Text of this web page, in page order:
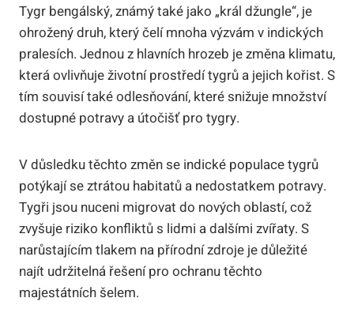
Tygr bengálský, známý také jako „král džungle“, je
ohrožený druh, který čelí mnoha výzvám v indických
pralesích. Jednou z hlavních hrozeb je změna klimatu,
která ovlivňuje životní prostředí tygrů a jejich kořist. S
tím souvisí také odlesňování, které snižuje množství
dostupné potravy a útočišť pro tygry.
V důsledku těchto změn se indické populace tygrů
potýkají se ztrátou habitatů a nedostatkem potravy.
Tygři jsou nuceni migrovat do nových oblastí, což
zvyšuje riziko konfliktů s lidmi a dalšími zvířaty. S
narůstajícím tlakem na přírodní zdroje je důležité
najít udržitelná řešení pro ochranu těchto
majestátních šelem.